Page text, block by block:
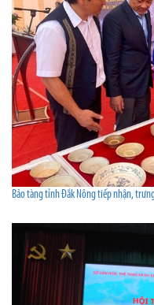
Bảo tàng tỉnh Đắk Nông tiếp nhận,